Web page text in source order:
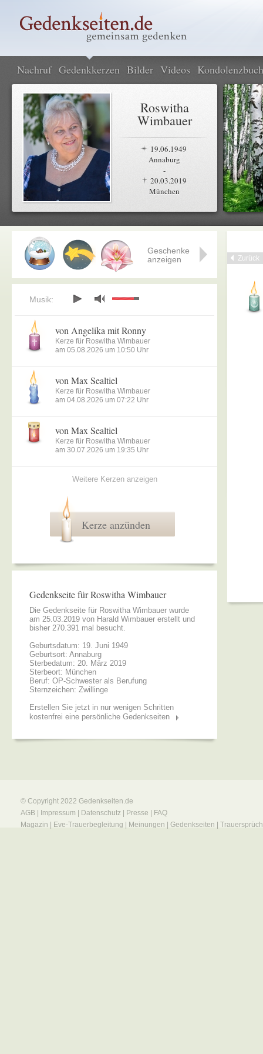
Nachruf Gedenkkerzen Bilder Videos Kondolenzbuch
Roswitha
Wimbauer
19.06.1949
Annaburg
-
20.03.2019
München
Zurück
Geschenke
anzeigen
Musik:
von Angelika mit Ronny
Kerze für Roswitha Wimbauer
am 05.08.2026 um 10:50 Uhr
von Max Sealtiel
Kerze für Roswitha Wimbauer
am 04.08.2026 um 07:22 Uhr
von Max Sealtiel
Kerze für Roswitha Wimbauer
am 30.07.2026 um 19:35 Uhr
Weitere Kerzen anzeigen
Kerze anzünden
Gedenkseite für Roswitha Wimbauer
Die Gedenkseite für Roswitha Wimbauer wurde
am 25.03.2019 von Harald Wimbauer erstellt und
bisher 270.391 mal besucht.
Geburtsdatum: 19. Juni 1949
Geburtsort: Annaburg
Sterbedatum: 20. März 2019
Sterbeort: München
Beruf: OP-Schwester als Berufung
Sternzeichen: Zwillinge
Erstellen Sie jetzt in nur wenigen Schritten
kostenfrei eine persönliche Gedenkseiten
© Copyright 2022 Gedenkseiten.de
AGB
Impressum Datenschutz Presse
FAQ
Magazin
Eve-Trauerbegleitung Meinungen Gedenkseiten